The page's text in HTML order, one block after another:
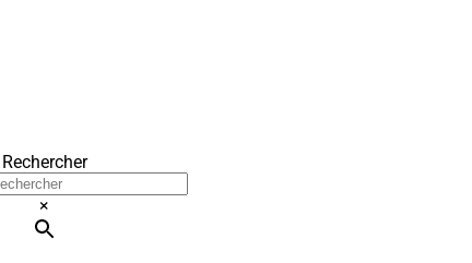
Rechercher
×